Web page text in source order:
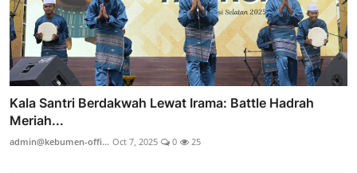
Kala Santri Berdakwah Lewat Irama: Battle Hadrah
Meriah...
admin@kebumen-offi... Oct 7, 2025 0 25